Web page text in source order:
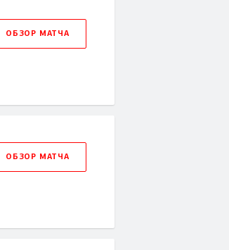
ОБЗОР МАТЧА
ОБЗОР МАТЧА